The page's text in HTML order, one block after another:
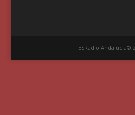
ESRadio Andalucía©